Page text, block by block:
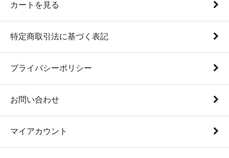
カートを見る
特定商取引法に基づく表記
プライバシーポリシー
お問い合わせ
マイアカウント